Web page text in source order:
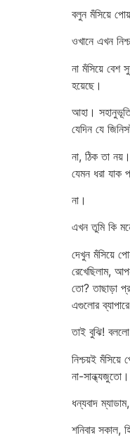
বলুন মঁসিয়ে
ওখানে এখন
না মঁসিয়ে বেশ
হয়েছে।
আহা।
যেদিন যে
না, ঠিক তা
যেমন ধরা যাক
না।
এখন তুমি কি
দেখুন মঁসিয়ে
রেখেছিলাম,
তো? তাছাড়া
এগুলোর
তাই বুঝি!
নিশ্চয়ই মঁসিয়ে
না-
ধন্যবাদ
শনিবার সকাল,